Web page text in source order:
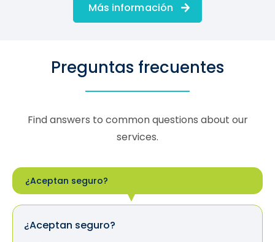
Más información
Preguntas frecuentes
Find answers to common questions about our
services.
¿Aceptan seguro?
¿Aceptan seguro?